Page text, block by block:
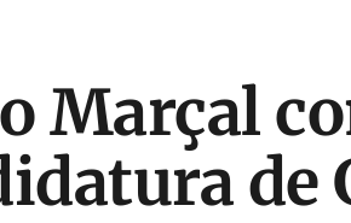
Marçal
de